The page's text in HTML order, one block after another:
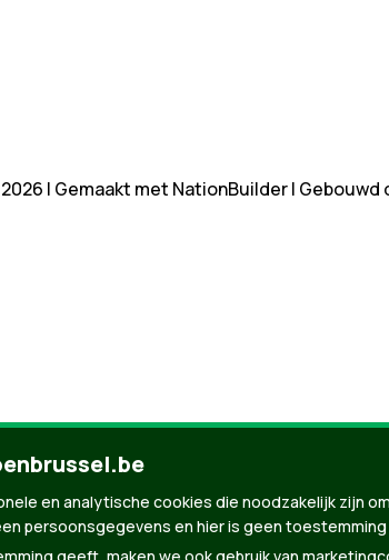
| Gemaakt met NationBuilder| Gebouwd
en analytische cookies die noodzakelijk zijn
persoonsgegevens en hier is geen toestemming